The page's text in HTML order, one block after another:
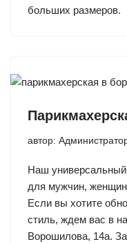
больших размеров.
автор:
Наш универсальный
для мужчин, женщин
Если вы хотите
стиль, ждем вас в
Ворошилова, 14а.